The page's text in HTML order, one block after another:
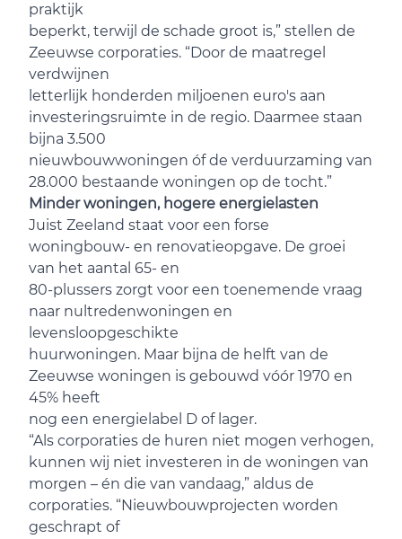
praktijk
beperkt, terwijl de schade groot is,” stellen de
Zeeuwse corporaties. “Door de maatregel
verdwijnen
letterlijk honderden miljoenen euro's aan
investeringsruimte in de regio. Daarmee staan
bijna 3.500
nieuwbouwwoningen óf de verduurzaming van
28.000 bestaande woningen op de tocht.”
Minder woningen, hogere energielasten
Juist Zeeland staat voor een forse
woningbouw- en renovatieopgave. De groei
van het aantal 65- en
80-plussers zorgt voor een toenemende vraag
naar nultredenwoningen en
levensloopgeschikte
huurwoningen. Maar bijna de helft van de
Zeeuwse woningen is gebouwd vóór 1970 en
45% heeft
nog een energielabel D of lager.
“Als corporaties de huren niet mogen verhogen,
kunnen wij niet investeren in de woningen van
morgen – én die van vandaag,” aldus de
corporaties. “Nieuwbouwprojecten worden
geschrapt of